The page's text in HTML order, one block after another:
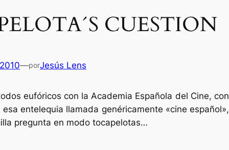
CUESTION
—porJesús Lens
eufóricos con la Academia Española del Cine, con
entelequia llamada genéricamente «cine español»,
pregunta en modo tocapelotas…